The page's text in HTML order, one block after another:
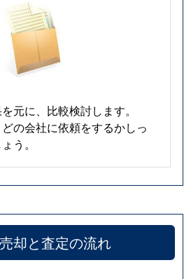
元に、比較検討します。
の会社に依頼をするかしっ
う。
却と査定の流れ